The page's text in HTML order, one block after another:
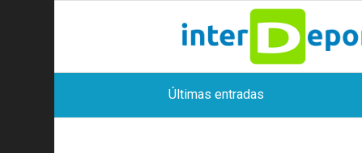
Últimas entradas